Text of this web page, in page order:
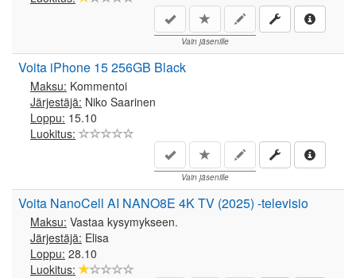
Vain jäsenille
Voita iPhone 15 256GB Black
Maksu: Kommentoi
Järjestäjä: Niko Saarinen
Loppu: 15.10
Luokitus:
Vain jäsenille
Voita NanoCell AI NANO8E 4K TV (2025) -televisio
Maksu: Vastaa kysymykseen.
Järjestäjä: Elisa
Loppu: 28.10
Luokitus: